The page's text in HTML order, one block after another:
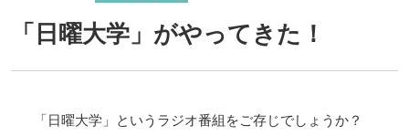
「日曜大学」がやってきた！
「日曜大学」というラジオ番組をご存じでしょうか？